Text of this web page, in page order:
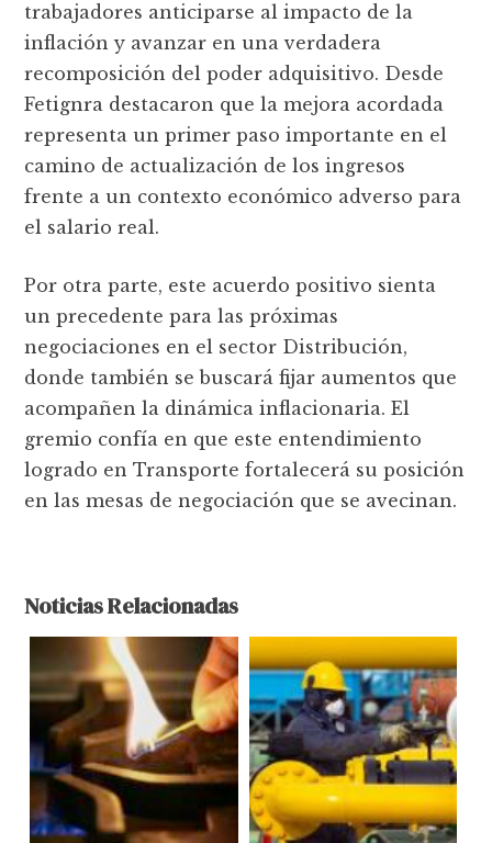
trabajadores anticiparse al impacto de la
inflación y avanzar en una verdadera
recomposición del poder adquisitivo. Desde
Fetignra destacaron que la mejora acordada
representa un primer paso importante en el
camino de actualización de los ingresos
frente a un contexto económico adverso para
el salario real.
Por otra parte, este acuerdo positivo sienta
un precedente para las próximas
negociaciones en el sector Distribución,
donde también se buscará fijar aumentos que
acompañen la dinámica inflacionaria. El
gremio confía en que este entendimiento
logrado en Transporte fortalecerá su posición
en las mesas de negociación que se avecinan.
Noticias Relacionadas